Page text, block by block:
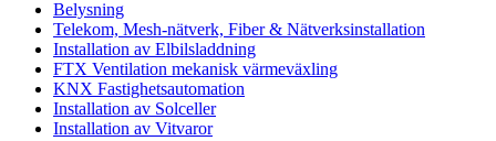
Belysning
Telekom, Mesh-nätverk, Fiber & Nätverksinstallation
Installation av Elbilsladdning
FTX Ventilation mekanisk värmeväxling
KNX Fastighetsautomation
Installation av Solceller
Installation av Vitvaror